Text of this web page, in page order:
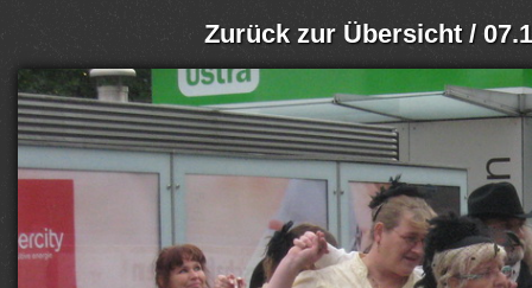
Zurück zur Übersicht/